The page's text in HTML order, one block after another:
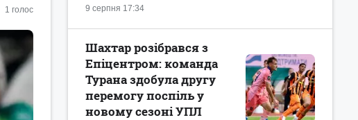
1 голос 9 серпня 17:34
Шахтар розібрався з
Епіцентром: команда
Турана здобула другу
перемогу поспіль у
новому сезоні УПЛ